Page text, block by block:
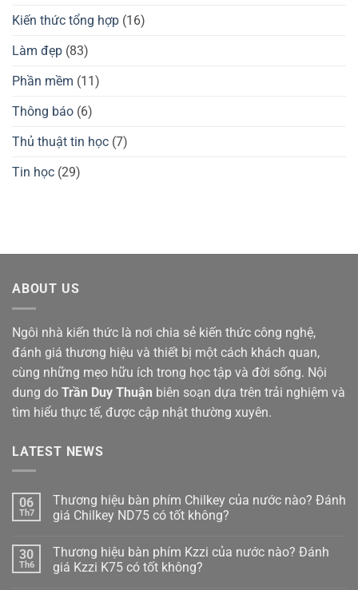
Pro,
3
tốt
chuột
gaming
OGM
Pro,
Kiến thức tổng hợp (16)
Làm đẹp (83)
Phần mềm (11)
Thông báo (6)
Thủ thuật tin học (7)
Tin học (29)
ABOUT US
Ngôi nhà kiến thức là nơi chia sẻ kiến thức công nghệ,
đánh giá thương hiệu và thiết bị một cách khách quan,
cùng những mẹo hữu ích trong học tập và đời sống. Nội
dung do Trần Duy Thuận biên soạn dựa trên trải nghiệm và
tìm hiểu thực tế, được cập nhật thường xuyên.
LATEST NEWS
06
Th7
Thương hiệu bàn phím Chilkey của nước nào? Đánh
giá Chilkey ND75 có tốt không?
bình
luận
ở
30
Th6
Thương hiệu bàn phím Kzzi của nước nào? Đánh
giá Kzzi K75 có tốt không?